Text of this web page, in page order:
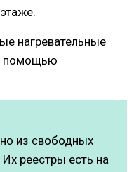
нагревательные
помощью
из свободных
реестры есть на